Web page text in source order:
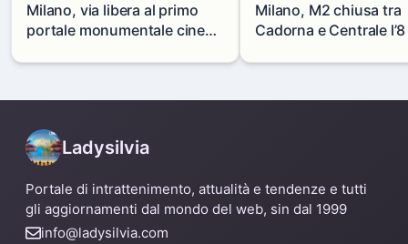
Milano, via libera al primo
portale monumentale cinese
Milano, M2 chiusa tra
Cadorna e Centrale
alternative
Ladysilvia
Portale di intrattenimento, attualità e tendenze e tutti
gli aggiornamenti dal mondo del web, sin dal 1999
info@ladysilvia.com